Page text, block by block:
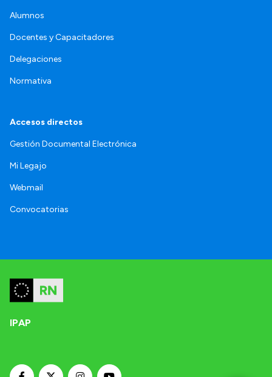
Alumnos
Docentes y Capacitadores
Delegaciones
Normativa
Accesos directos
Gestión Documental Electrónica
Mi Legajo
Webmail
Convocatorias
IPAP